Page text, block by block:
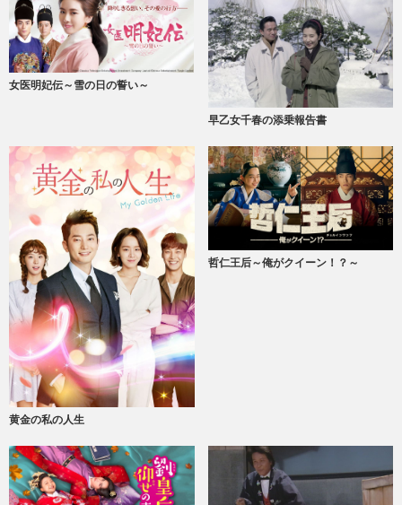
女医明妃伝～雪の日の誓い～
早乙女千春の添乗報告書
黄金の私の人生
哲仁王后～俺がクイーン！？～